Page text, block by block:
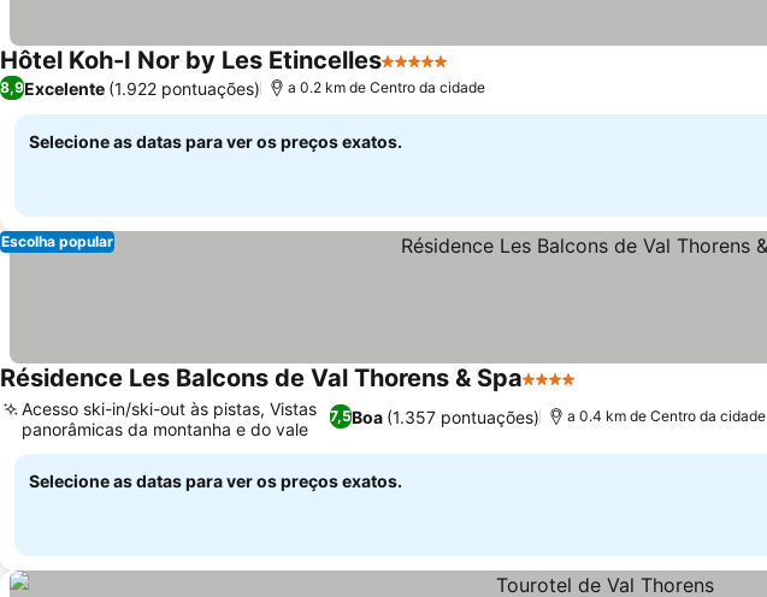
Hôtel Koh-I Nor by Les Etincelles5 Estrelas
8,9Excelente (1.922 pontuações) a 0.2 km de Centro da cidade
Selecione as datas para ver os preços exatos.
Escolha popular
Résidence Les Balcons de Val Thorens & Spa4 Estrelas
7,5Boa (1.357 pontuações)
Acesso ski-in/ski-out às pistas, Vistas
panorâmicas da montanha e do vale
a 0.4 km de Centro da cidade
Selecione as datas para ver os preços exatos.